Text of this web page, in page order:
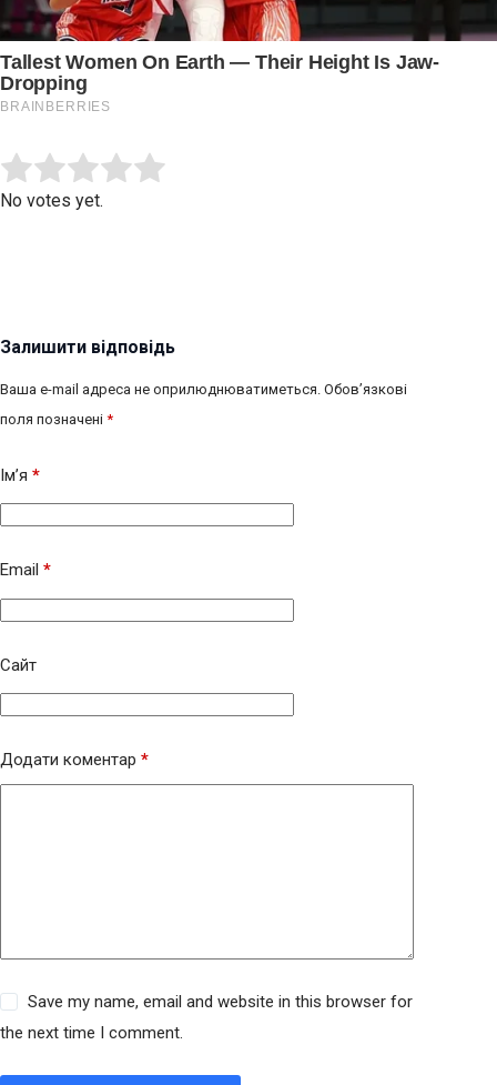
Rate this item:
No votes yet.
Залишити відповідь
Ваша e-mail адреса не оприлюднюватиметься. Обов’язкові
поля позначені *
Ім’я *
Email *
Сайт
Додати коментар *
Save my name, email and website in this browser for
the next time I comment.